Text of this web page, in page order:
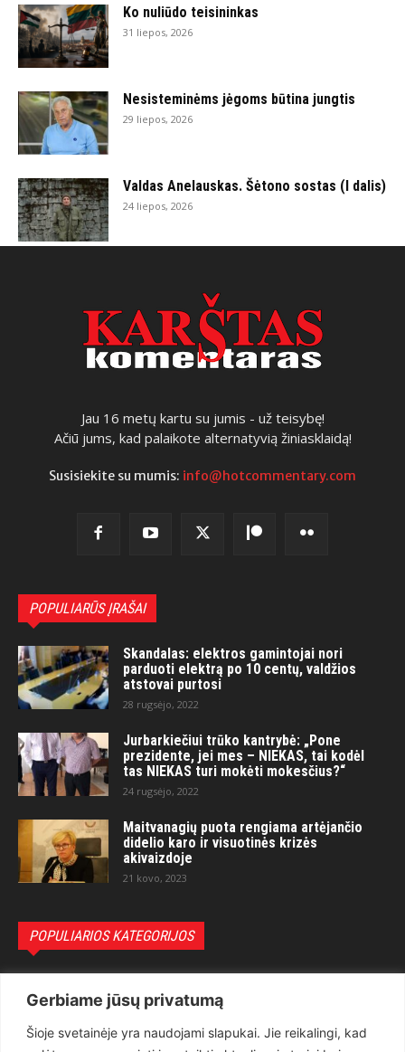
Gerbiame jūsų privatumą
Šioje svetainėje yra naudojami slapukai. Jie reikalingi, kad
Ko nuliūdo teisininkas
31 liepos, 2026
Nesisteminėms jėgoms būtina jungtis
29 liepos, 2026
Valdas Anelauskas. Šėtono sostas (I dalis)
24 liepos, 2026
Jau 16 metų kartu su jumis - už teisybę!
Ačiū jums, kad palaikote alternatyvią žiniasklaidą!
Susisiekite su mumis: info@hotcommentary.com
POPULIARŪS ĮRAŠAI
Skandalas: elektros gamintojai nori
parduoti elektrą po 10 centų, valdžios
atstovai purtosi
28 rugsėjo, 2022
Jurbarkiečiui trūko kantrybė: „Pone
prezidente, jei mes – NIEKAS, tai kodėl
tas NIEKAS turi mokėti mokesčius?“
24 rugsėjo, 2022
Maitvanagių puota rengiama artėjančio
didelio karo ir visuotinės krizės
akivaizdoje
21 kovo, 2023
POPULIARIOS KATEGORIJOS
Teisėsauga
1497